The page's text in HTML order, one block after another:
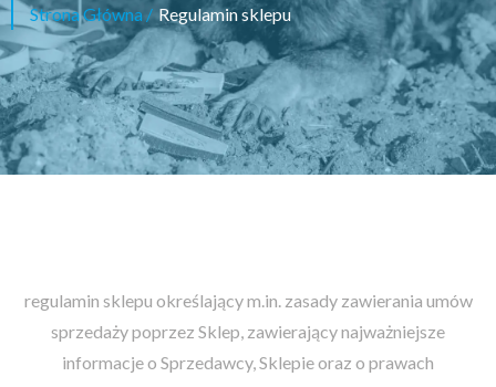
Strona Główna / Regulamin sklepu
regulamin sklepu określający m.in. zasady zawierania umów
sprzedaży poprzez Sklep, zawierający najważniejsze
informacje o Sprzedawcy, Sklepie oraz o prawach